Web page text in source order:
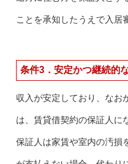
ことを承知したうえで入居
条件3．安定かつ継続的
収入が安定しており、なお
は、賃貸借契約の保証人に
保証人は家賃や室内の汚損